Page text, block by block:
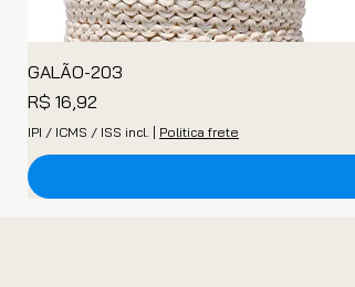
GALÃO-203
Preço
R$ 16,92
IPI / ICMS / ISS incl. Politica frete